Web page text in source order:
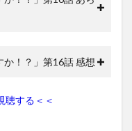
か！？」第16話 感想
聴する＜＜